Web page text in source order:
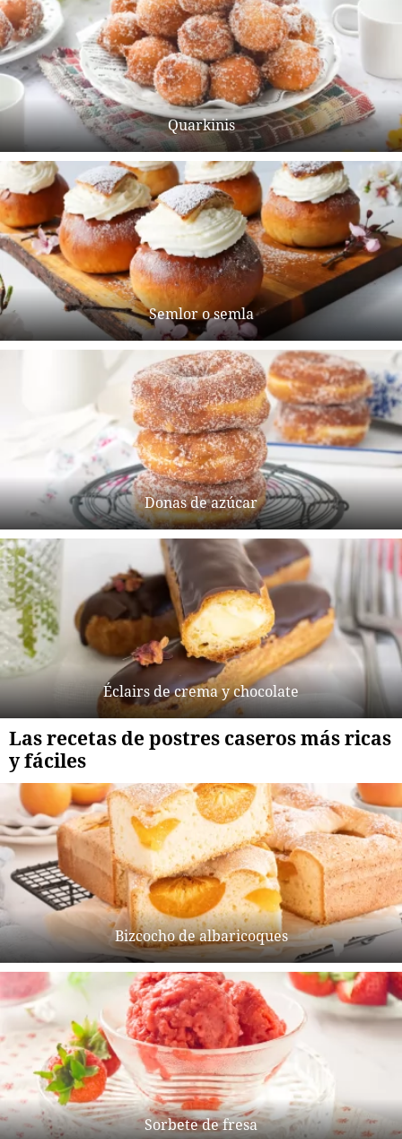
Quarkinis
Semlor o semla
Donas de azúcar
Éclairs de crema y chocolate
Las recetas de postres caseros más ricas
y fáciles
Bizcocho de albaricoques
Sorbete de fresa